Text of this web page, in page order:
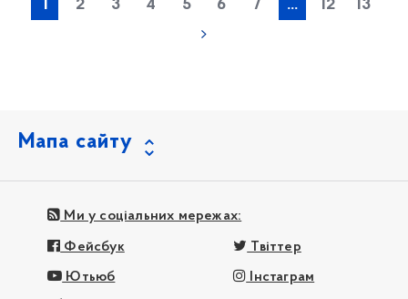
1 2 3 4 5 6 7 ... 12 13
Мапа сайту
Ми у соціальних мережах:
Фейсбук Твіттер
Ютьюб Інстаграм